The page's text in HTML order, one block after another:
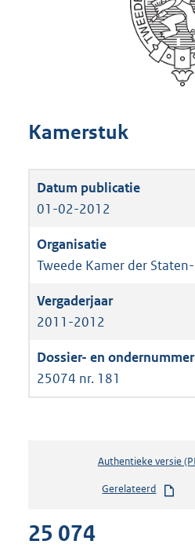
Kamerstuk
01-02-2012
Tweede Kamer der
2011-2012
25074 nr. 181
Authentieke versie
Gerelateerd
25 074